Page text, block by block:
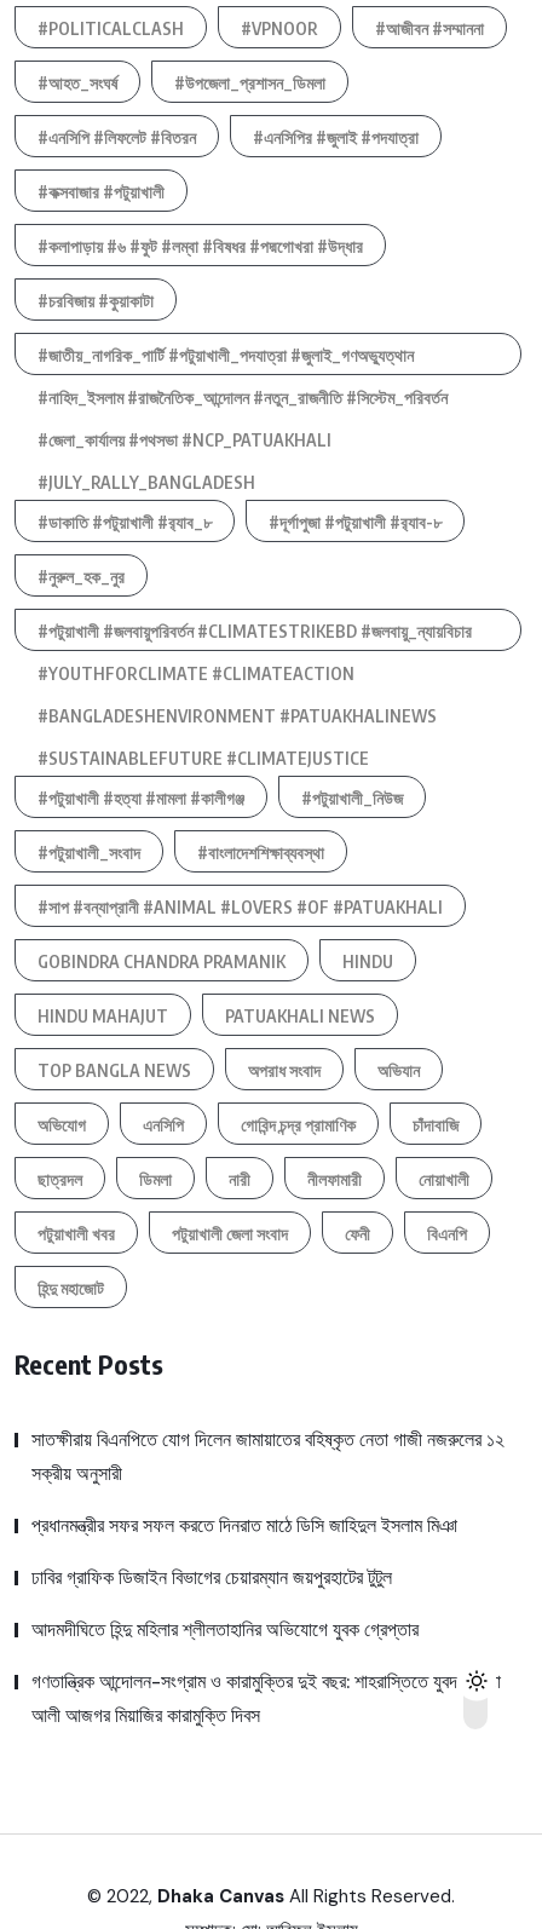
#POLITICALCLASH #VPNOOR #আজীবন #সম্মাননা
#আহত_সংঘর্ষ #উপজেলা_প্রশাসন_ডিমলা
#এনসিপি #লিফলেট #বিতরন #এনসিপির #জুলাই #পদযাত্রা
#কক্সবাজার #পটুয়াখালী
#কলাপাড়ায় #৬ #ফুট #লম্বা #বিষধর #পদ্মগোখরা #উদ্ধার
#চরবিজায় #কুয়াকাটা
#জাতীয়_নাগরিক_পার্টি #পটুয়াখালী_পদযাত্রা #জুলাই_গণঅভ্যুত্থান
#নাহিদ_ইসলাম #রাজনৈতিক_আন্দোলন #নতুন_রাজনীতি #সিস্টেম_পরিবর্তন
#জেলা_কার্যালয় #পথসভা #NCP_PATUAKHALI
#JULY_RALLY_BANGLADESH
#ডাকাতি #পটুয়াখালী #র‍্যাব_৮
#দূর্গাপুজা #পটুয়াখালী #র‍্যাব-৮
#নুরুল_হক_নুর
#পটুয়াখালী #জলবায়ুপরিবর্তন #CLIMATESTRIKEBD #জলবায়ু_ন্যায়বিচার
#YOUTHFORCLIMATE #CLIMATEACTION
#BANGLADESHENVIRONMENT #PATUAKHALINEWS
#SUSTAINABLEFUTURE #CLIMATEJUSTICE
#পটুয়াখালী #হত্যা #মামলা #কালীগঞ্জ
#পটুয়াখালী_নিউজ
#পটুয়াখালী_সংবাদ #বাংলাদেশশিক্ষাব্যবস্থা
#সাপ #বন্যাপ্রানী #ANIMAL #LOVERS #OF #PATUAKHALI
GOBINDRA CHANDRA PRAMANIK HINDU
HINDU MAHAJUT PATUAKHALI NEWS
TOP BANGLA NEWS অপরাধ সংবাদ অভিযান
অভিযোগ এনসিপি গোবিন্দ চন্দ্র প্রামাণিক চাঁদাবাজি
ছাত্রদল ডিমলা নারী নীলফামারী নোয়াখালী
পটুয়াখালী খবর পটুয়াখালী জেলা সংবাদ ফেনী বিএনপি
হিন্দু মহাজোট
Recent Posts
সাতক্ষীরায় বিএনপিতে যোগ দিলেন জামায়াতের বহিষ্কৃত নেতা গাজী নজরুলের ১২
সক্রীয় অনুসারী
প্রধানমন্ত্রীর সফর সফল করতে দিনরাত মাঠে ডিসি জাহিদুল ইসলাম মিঞা
ঢাবির গ্রাফিক ডিজাইন বিভাগের চেয়ারম্যান জয়পুরহাটের টুটুল
আদমদীঘিতে হিন্দু মহিলার শ্লীলতাহানির অভিযোগে যুবক গ্রেপ্তার
গণতান্ত্রিক আন্দোলন-সংগ্রাম ও কারামুক্তির দুই বছর: শাহরাস্তিতে যুবদল নেতা
আলী আজগর মিয়াজির কারামুক্তি দিবস
© 2022, Dhaka Canvas All Rights Reserved.